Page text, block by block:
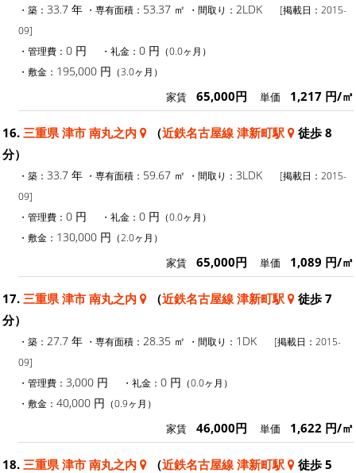
・築： 33.7 年 ・専有面積： 53.37 ㎡ ・間取り： 2LDK
[掲載日：2015-
09]
・管理費： 0 円 ・礼金： 0 円 （0.0ヶ月）
・敷金： 195,000 円 （3.0ヶ月）
家賃 65,000円 単価 1,217 円/㎡
16. 三重県 津市 南丸之内 （近鉄名古屋線 津新町駅
徒歩 8
分）
・築： 33.7 年 ・専有面積： 59.67 ㎡ ・間取り： 3LDK
[掲載日：2015-
09]
・管理費： 0 円 ・礼金： 0 円 （0.0ヶ月）
・敷金： 130,000 円 （2.0ヶ月）
家賃 65,000円 単価 1,089 円/㎡
17. 三重県 津市 南丸之内 （近鉄名古屋線 津新町駅
徒歩 7
分）
・築： 27.7 年 ・専有面積： 28.35 ㎡ ・間取り： 1DK
[掲載日：2015-
09]
・管理費： 3,000 円 ・礼金： 0 円 （0.0ヶ月）
・敷金： 40,000 円 （0.9ヶ月）
家賃 46,000円 単価 1,622 円/㎡
18. 三重県 津市 南丸之内 （近鉄名古屋線 津新町駅
徒歩 5